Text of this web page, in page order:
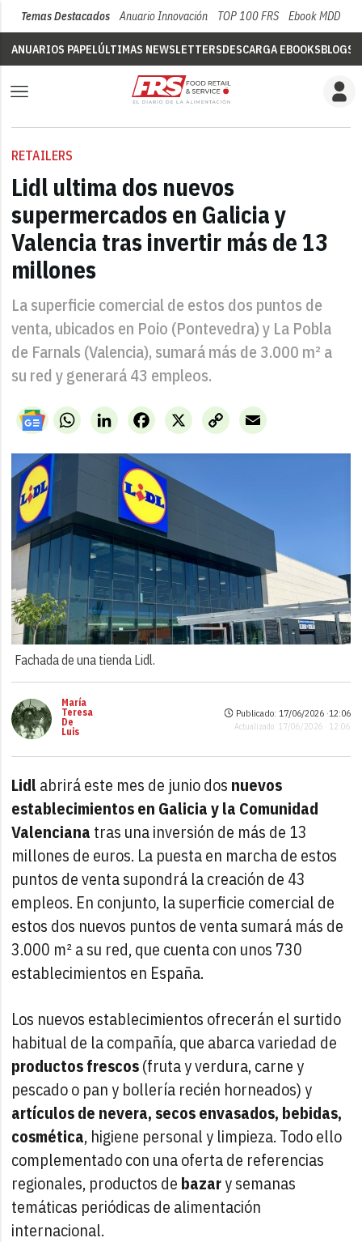
Temas Destacados Anuario Innovación TOP 100 FRS Ebook MDD
ANUARIOS PAPELÚLTIMAS NEWSLETTERSDESCARGA EBOOKSBLOGS
RETAILERS
Lidl ultima dos nuevos
supermercados en Galicia y
Valencia tras invertir más de 13
millones
La superficie comercial de estos dos puntos de
venta, ubicados en Poio (Pontevedra) y La Pobla
de Farnals (Valencia), sumará más de 3.000 m² a
su red y generará 43 empleos.
WhatsAppLinkedIn X
Facebook
Copy
Link
Email
Fachada de una tienda Lidl.
María
Teresa
De
Luis
Publicado: 17/06/2026 ·12:06
Actualizado: 17/06/2026 · 12:06
Lidlabrirá este mes de junio dos nuevos
establecimientos en Galicia y la Comunidad
Valenciana tras una inversión de más de 13
millones de euros. La puesta en marcha de estos
puntos de venta supondrá la creación de 43
empleos. En conjunto, la superficie comercial de
estos dos nuevos puntos de venta sumará más de
3.000 m² a su red, que cuenta con unos 730
establecimientos en España.
Los nuevos establecimientos ofrecerán el surtido
habitual de la compañía, que abarca variedad de
productos frescos(fruta y verdura, carne y
pescado o pan y bollería recién horneados) y
artículos de nevera, secos envasados, bebidas,
cosmética, higiene personal y limpieza. Todo ello
complementado con una oferta de referencias
regionales, productos de bazary semanas
temáticas periódicas de alimentación
internacional.